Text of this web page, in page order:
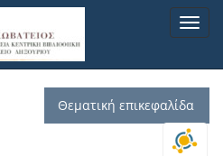
Θεματική επικεφαλίδα